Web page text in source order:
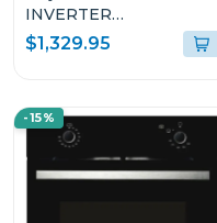
INVERTER
EMPOTRABLE DE
18.1P³ ULTRA FAST
$1,329.95
-15%